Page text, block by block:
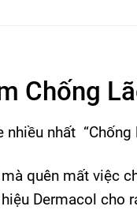
Chống
nhất “Chống
quên mất việc
Dermacol cho